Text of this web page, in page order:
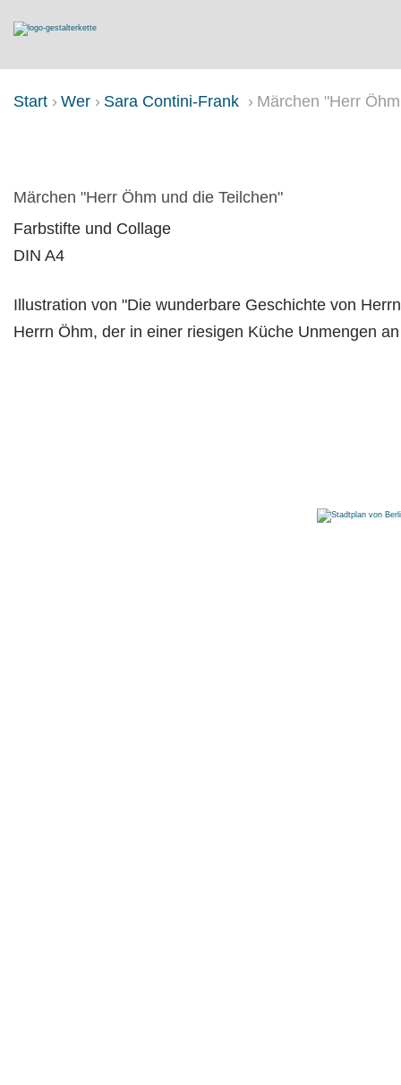
Start Wer Sara Contini-Frank Märchen "Herr
Märchen "Herr Öhm und die Teilchen"
Farbstifte und Collage
DIN A4
Illustration von "Die wunderbare Geschichte von
Herrn Öhm, der in einer riesigen Küche Unmengen